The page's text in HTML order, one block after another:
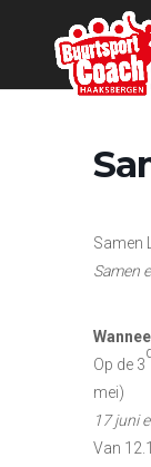
Samen
Samen
Op de 3
mei)
17 juni
Van